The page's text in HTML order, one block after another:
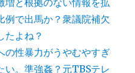
例で出馬か？衆議院補欠
たよね？
の性暴力がうやむやすぎ
い。準強姦？元TBSテレ